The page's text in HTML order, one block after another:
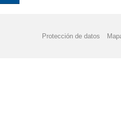
Protección de datos